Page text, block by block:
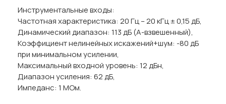
Инструментальные входы:
Частотная характеристика: 20 Гц – 20 кГц ± 0,15 дБ,
Динамический диапазон: 113 дБ (А-взвешенный),
Коэффициент нелинейных искажений+шум: -80 дБ
при минимальном усилении,
Максимальный входной уровень: 12 дБн,
Диапазон усиления: 62 дБ,
Импеданс: 1 МОм.